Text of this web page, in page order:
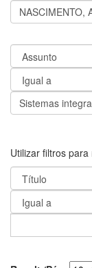
Utilizar filtros